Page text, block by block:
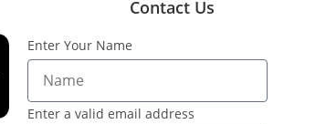
Contact Us
Enter Your Name
Enter a valid email address